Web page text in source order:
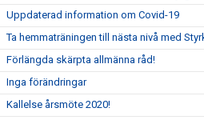
Uppdaterad information om Covid-19
Ta hemmaträningen till nästa nivå med
Förlängda skärpta allmänna råd!
Inga förändringar
Kallelse årsmöte 2020!